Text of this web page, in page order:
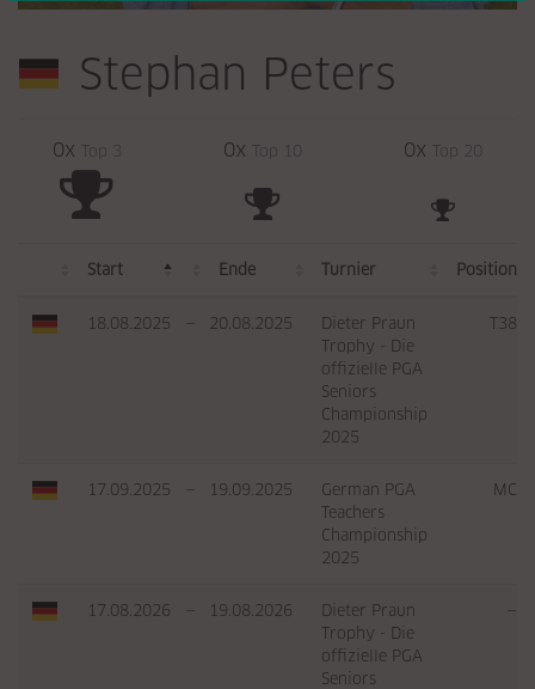
Stephan Peters
0x Top 3 0x Top 10 0x Top 20
Start Ende Turnier Position
18.08.2025 — 20.08.2025
Dieter Praun
Trophy - Die
offizielle PGA
Seniors
Championship
2025
T38
17.09.2025 — 19.09.2025
German PGA
Teachers
Championship
2025
MC
17.08.2026 — 19.08.2026
Dieter Praun
Trophy - Die
offizielle PGA
Seniors
—